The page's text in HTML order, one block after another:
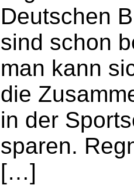
Deutschen
sind schon
man kann
die
in der
sparen.
[…]